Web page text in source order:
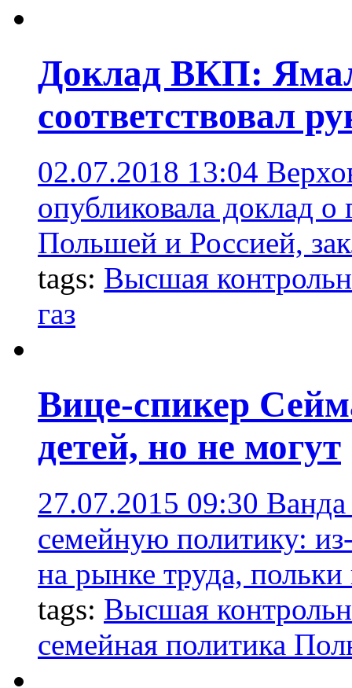
Доклад ВКП:
соответствовал
02.07.2018 13:04
опубликовала доклад
Польшей и Россией,
tags: Высшая
газ
Вице-спикер
детей, но не могут
27.07.2015 09:30
семейную политику:
на рынке труда,
tags: Высшая
семейная политика